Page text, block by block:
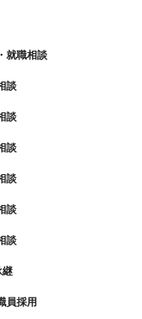
職相談
談
談
談
談
継
用